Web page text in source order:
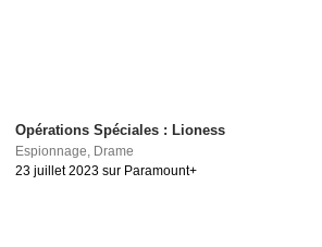
Opérations Spéciales : Lioness
Espionnage, Drame
23 juillet 2023 sur Paramount+